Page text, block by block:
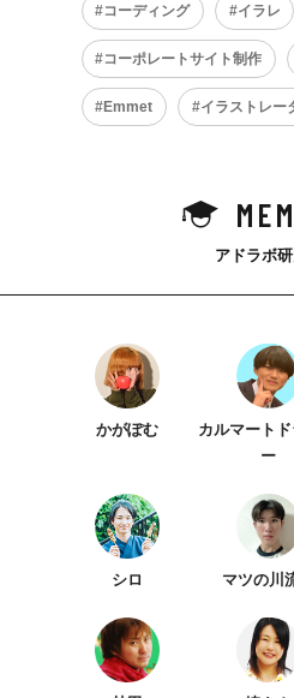
コーディング イラレ
コーポレートサイト制作
Emmet イラストレー
アドラボ
かがぽむ
カルマート
ー
シロ マツの川